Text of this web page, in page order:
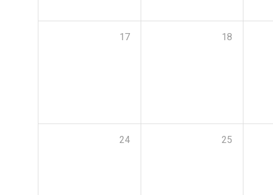
17 18
24 25